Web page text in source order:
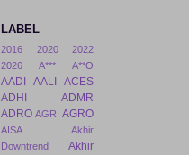
LABEL
2016 2020
2022
2026
A*** A**O
AADI AALI
ACES
ADHI
ADMR
ADRO AGRI AGRO
AISA
Akhir
Downtrend
Akhir